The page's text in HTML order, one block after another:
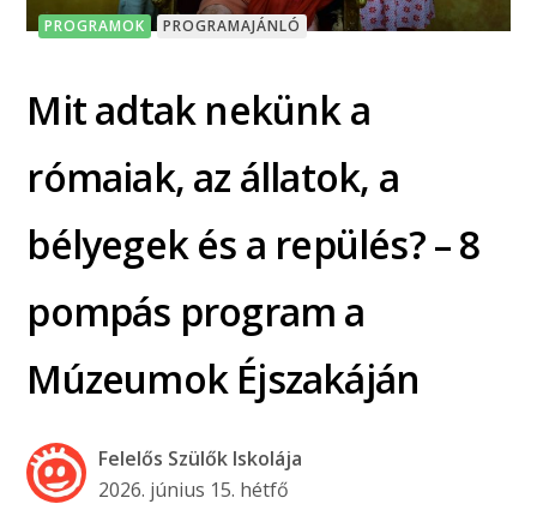
PROGRAMOK PROGRAMAJÁNLÓ
Mit adtak nekünk a
rómaiak, az állatok, a
bélyegek és a repülés? – 8
pompás program a
Múzeumok Éjszakáján
Felelős Szülők Iskolája
2026. június 15. hétfő